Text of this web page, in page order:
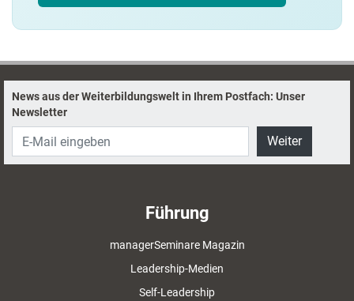
News aus der Weiterbildungswelt in Ihrem Postfach: Unser
Newsletter
Weiter
Führung
managerSeminare Magazin
Leadership-Medien
Self-Leadership